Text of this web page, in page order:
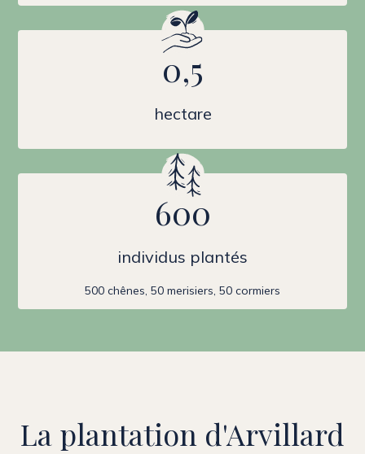
0,5
hectare
600
individus plantés
500 chênes, 50 merisiers, 50 cormiers
La plantation d'Arvillard